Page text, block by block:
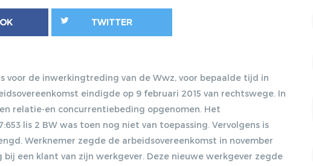
TUSSEN INTEGRATIE EN
DISCRIMINATIE?, 17-09-
2012/47
KOSER KAYA,
TWITTER
voor de inwerkingtreding van de Wwz, voor bepaalde tijd in
eindigde op 9 februari 2015 van rechtswege. In
relatie-en concurrentiebeding opgenomen. Het
lis 2 BW was toen nog niet van toepassing. Vervolgens is
Werknemer zegde de arbeidsovereenkomst in november
een klant van zijn werkgever. Deze nieuwe werkgever zegde